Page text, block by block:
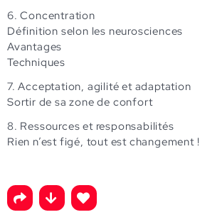
6. Concentration
Définition selon les neurosciences
Avantages
Techniques
7. Acceptation, agilité et adaptation
Sortir de sa zone de confort
8. Ressources et responsabilités
Rien n’est figé, tout est changement !